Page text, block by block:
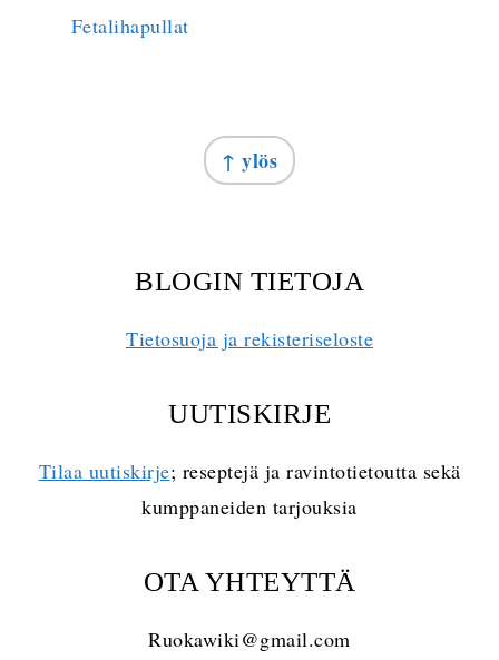
Fetalihapullat
↑ ylös
BLOGIN TIETOJA
Tietosuoja ja rekisteriseloste
UUTISKIRJE
Tilaa uutiskirje; reseptejä ja ravintotietoutta sekä
kumppaneiden tarjouksia
OTA YHTEYTTÄ
Ruokawiki@gmail.com